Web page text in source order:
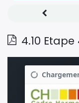
4.10